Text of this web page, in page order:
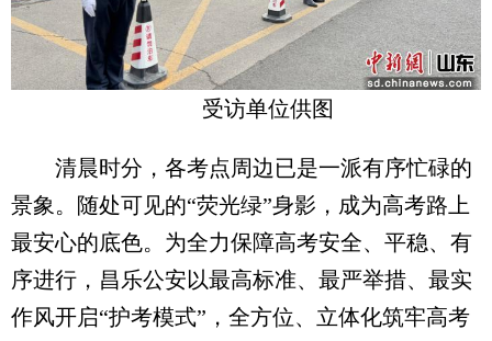
受访单位供图
清晨时分，各考点周边已是一派有序忙碌的
景象。随处可见的“荧光绿”身影，成为高考路上
最安心的底色。为全力保障高考安全、平稳、有
序进行，昌乐公安以最高标准、最严举措、最实
作风开启“护考模式”，全方位、立体化筑牢高考